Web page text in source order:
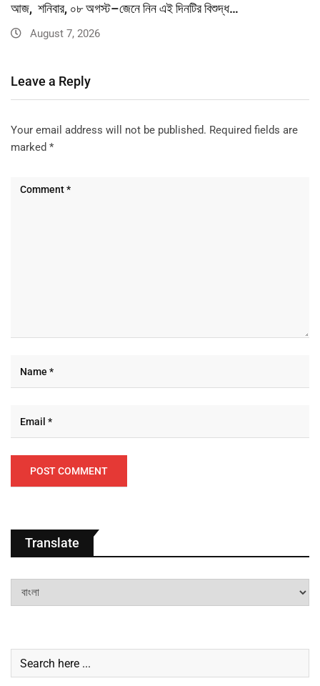
আজ, শনিবার, ০৮ অগস্ট–জেনে নিন এই দিনটির বিশুদ্ধ…
August 7, 2026
Leave a Reply
Your email address will not be published. Required fields are
marked *
Translate